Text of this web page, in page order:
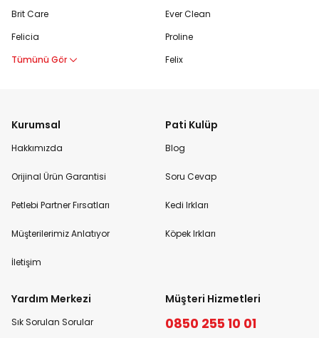
Brit Care
Felicia
Tümünü Gör
Ever Clean
Proline
Felix
Kurumsal
Hakkımızda
Orijinal Ürün Garantisi
Petlebi Partner Fırsatları
Müşterilerimiz Anlatıyor
İletişim
Pati Kulüp
Blog
Soru Cevap
Kedi Irkları
Köpek Irkları
Yardım Merkezi
Sık Sorulan Sorular
Müşteri Hizmetleri
0850 255 10 01